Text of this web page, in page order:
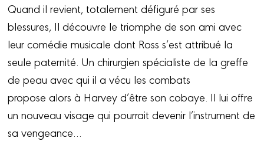
Quand il revient, totalement défiguré par ses
blessures, Il découvre le triomphe de son ami avec
leur comédie musicale dont Ross s’est attribué la
seule paternité. Un chirurgien spécialiste de la greffe
de peau avec qui il a vécu les combats
propose alors à Harvey d’être son cobaye. Il lui offre
un nouveau visage qui pourrait devenir l’instrument de
sa vengeance…